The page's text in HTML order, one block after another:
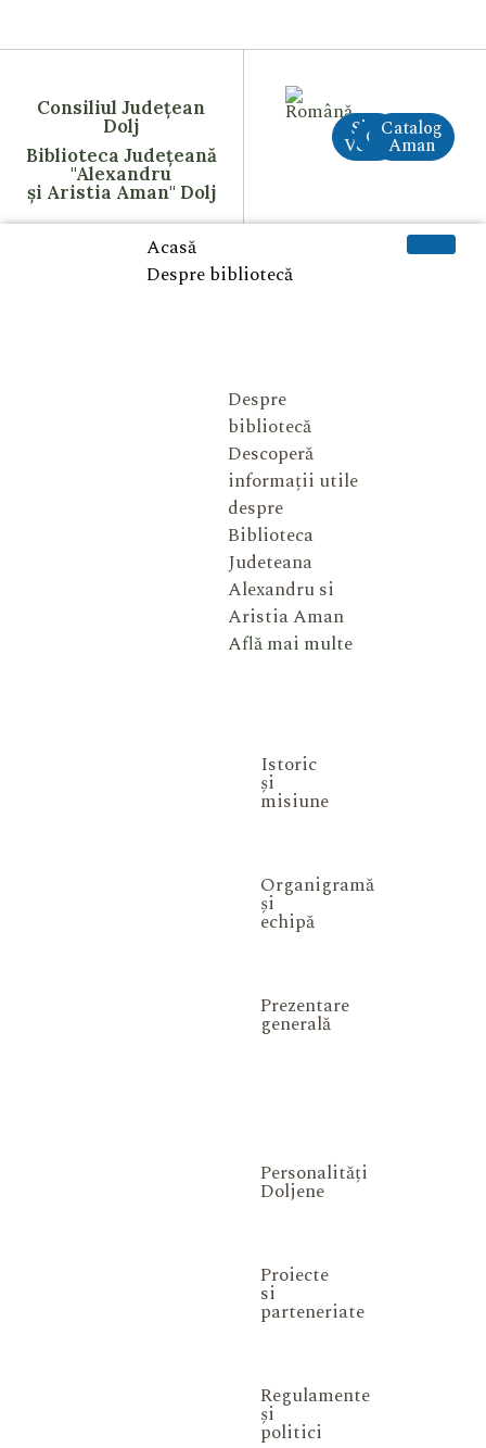
Consiliul Județean
Dolj
Biblioteca Județeană
"Alexandru
și Aristia Aman" Dolj
Site
VechiCreAI
Catalog
Aman
Acasă
Despre bibliotecă
Despre
bibliotecă
Descoperă
informații utile
despre
Biblioteca
Judeteana
Alexandru si
Aristia Aman
Află mai multe
Istoric
și
misiune
Organigramă
și
echipă
Prezentare
generală
Personalități
Doljene
Proiecte
si
parteneriate
Regulamente
și
politici